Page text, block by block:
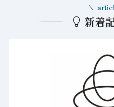
新着